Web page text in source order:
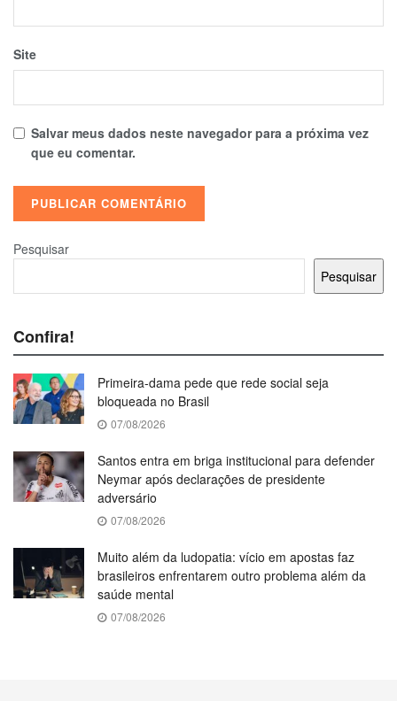
Site
Salvar meus dados neste navegador para a próxima vez
que eu comentar.
Pesquisar
Pesquisar
Confira!
Primeira-dama pede que rede social seja
bloqueada no Brasil
07/08/2026
Santos entra em briga institucional para defender
Neymar após declarações de presidente
adversário
07/08/2026
Muito além da ludopatia: vício em apostas faz
brasileiros enfrentarem outro problema além da
saúde mental
07/08/2026